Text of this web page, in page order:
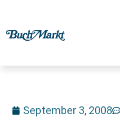
September 3, 2008